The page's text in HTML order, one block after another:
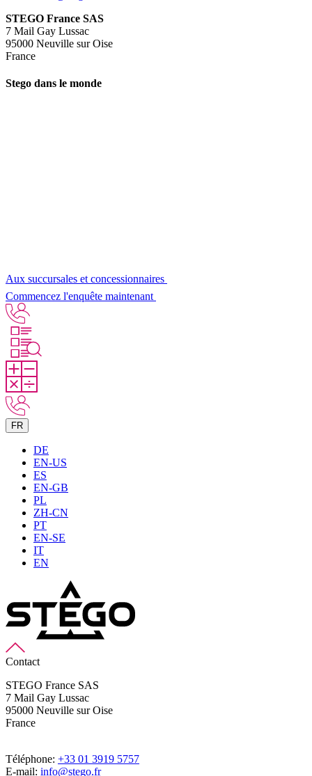
STEGO France SAS
7 Mail Gay Lussac
95000 Neuville sur Oise
France
Stego dans le monde
Aux succursales et concessionnaires
Commencez l'enquête maintenant
FR
DE
EN-US
ES
EN-GB
PL
ZH-CN
PT
EN-SE
IT
EN
Contact
STEGO France SAS
7 Mail Gay Lussac
95000 Neuville sur Oise
France
Téléphone: +33 01 3919 5757
E-mail: info@stego.fr